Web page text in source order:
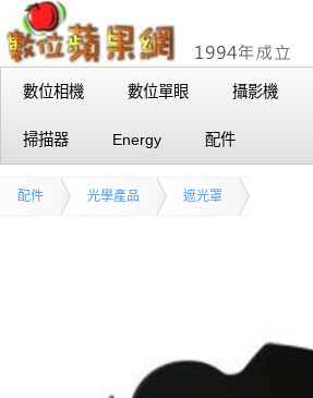
數位相機 數位單眼 攝影機
掃描器 Energy 配件
配件 光學產品 遮光罩